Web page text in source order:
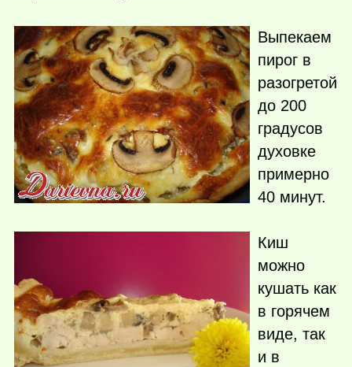
Выпекаем
пирог в
разогретой
до 200
градусов
духовке
примерно
40 минут.
Киш
можно
кушать как
в горячем
виде, так
и в